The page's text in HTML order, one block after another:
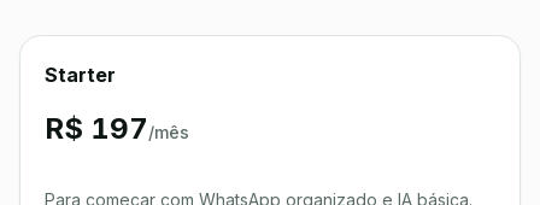
Starter
R$ 197/mês
Para começar com WhatsApp organizado e IA básica.